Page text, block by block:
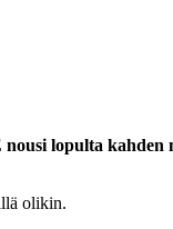
lopulta
olikin.